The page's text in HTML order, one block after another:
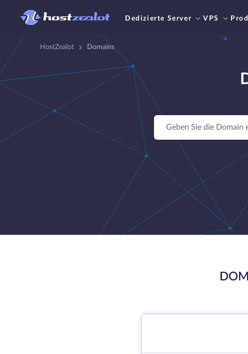
Dedizierte Server VPS
HostZealot Domains